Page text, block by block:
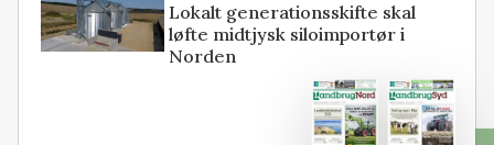
Lokalt generationsskifte skal
løfte midtjysk siloimportør i
Norden